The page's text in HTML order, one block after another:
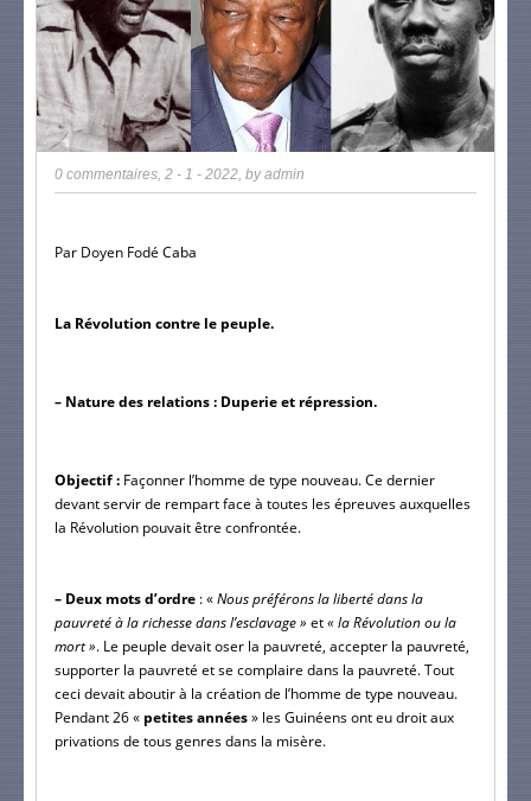
0 commentaires 2 - 1 - 2022 , byadmin
Par Doyen Fodé Caba
La Révolution contre le peuple.
– Nature des relations : Duperie et répression.
Objectif : Façonner l’homme de type nouveau. Ce dernier
devant servir de rempart face à toutes les épreuves auxquelles
la Révolution pouvait être confrontée.
– Deux mots d’ordre : « Nous préférons la liberté dans la
pauvreté à la richesse dans l’esclavage » et « la Révolution ou la
mort ». Le peuple devait oser la pauvreté, accepter la pauvreté,
supporter la pauvreté et se complaire dans la pauvreté. Tout
ceci devait aboutir à la création de l’homme de type nouveau.
Pendant 26 « petites années » les Guinéens ont eu droit aux
privations de tous genres dans la misère.